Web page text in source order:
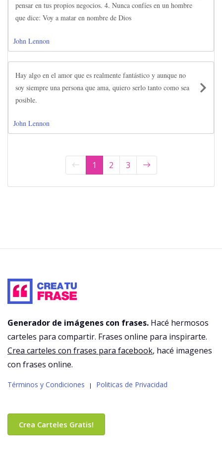
pensar en tus propios negocios. 4. Nunca confíes en un hombre
que dice: Voy a matar en nombre de Dios
John Lennon
Hay algo en el amor que es realmente fantástico y aunque no
soy siempre una persona que ama, quiero serlo tanto como sea
posible.
John Lennon
1 2 3
Generador de imágenes con frases. Hacé hermosos
carteles para compartir. Frases online para inspirarte.
Crea carteles con frases para facebook, hacé imagenes
con frases online.
Términos y Condiciones | Politicas de Privacidad
Crea Carteles Gratis!